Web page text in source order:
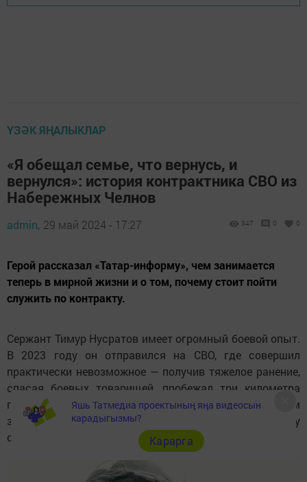
ҮЗӘК ЯҢАЛЫКЛАР
«Я обещал семье, что вернусь, и
вернулся»: история контрактника СВО из
Набережных Челнов
admin, 29 май 2024 - 17:27 347 0 0
Герой рассказал «Татар-информу», чем занимается
теперь в мирной жизни и о том, почему стоит пойти
служить по контракту.
Сержант Тимур Нусратов имеет огромный боевой опыт.
В 2023 году он отправился на СВО, где совершил
практически невозможное — получив тяжелое ранение,
спасая боевых товарищей, пробежал три километра
под обстрелами. Герой рассказал «Татар-информу», чем
занимается теперь в мирной жизни и о том, почему
стоит пойти служить по контракту.
Яшь Татмедиа проектының яңа видеосын
карадыгызмы?
Карарга